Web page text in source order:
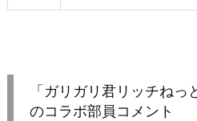
「ガリガリ君リッチね
のコラボ部員コメント